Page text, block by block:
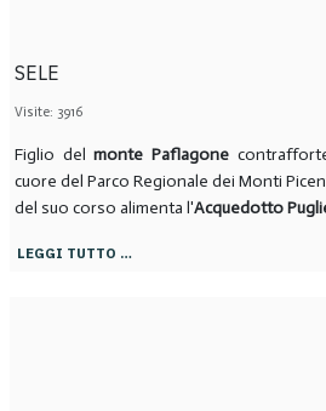
SELE
Visite: 3916
Figlio delmonte Paflagone
cuore del Parco Regionale dei Monti
del suo corso alimenta l'Acquedotto
LEGGI TUTTO …